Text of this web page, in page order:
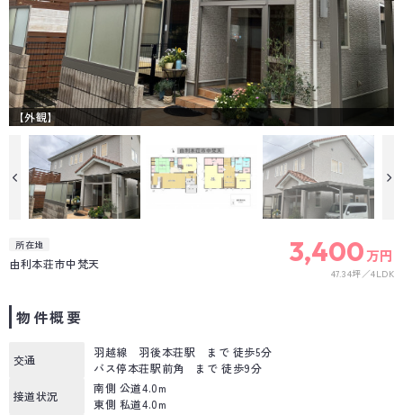
【外観】
所在地
由利本荘市中梵天 3,400万円
47.34坪 4LDK
物件概要
交通
羽越線 羽後本荘駅 まで 徒歩5分
バス停本荘駅前角 まで 徒歩9分
接道状況
南側 公道4.0m
東側 私道4.0m